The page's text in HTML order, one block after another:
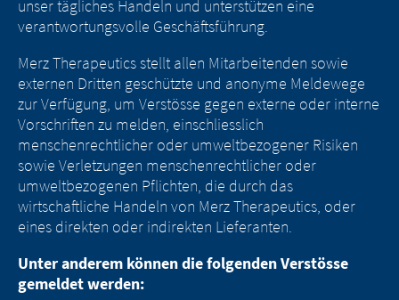
unser tägliches Handeln und unterstützen eine
verantwortungsvolle Geschäftsführung.
Merz Therapeutics stellt allen Mitarbeitenden sowie
externen Dritten geschützte und anonyme Meldewege
zur Verfügung, um Verstösse gegen externe oder interne
Vorschriften zu melden, einschliesslich
menschenrechtlicher oder umweltbezogener Risiken
sowie Verletzungen menschenrechtlicher oder
umweltbezogenen Pflichten, die durch das
wirtschaftliche Handeln von Merz Therapeutics, oder
eines direkten oder indirekten Lieferanten.
Unter anderem können die folgenden Verstösse
gemeldet werden:
der Inhalte der folgenden Website und der
dort eingerichteten Hyperlinks zu anderen
keinerlei Kontrollmöglichkeiten. Die Merz
Pharma (Schweiz) AG übernimmt keine
Verantwortung für die Inhalte dieser
Websites oder die Folgen ihrer Nutzung
durch Besuchende. Wir bitten Sie jedoch, uns
unverzüglich über rechtswidrige Inhalte auf
den verlinkten Websites zu unterrichten.
EXIT
Website eingerichtete Hyperlinks zu
anderen Websites unterliegen den
gesetzlichen Bestimmungen des
Landes, in dem die Website betrieben
wird. Die Merz Pharma (Schweiz) AG
übernimmt keinerlei Verantwortung für
die Inhalte dieser Websites oder für die
Folgen ihrer Nutzung durch
Besuchende. Wir bitten Sie jedoch, uns
unverzüglich über rechtswidrige Inhalte
auf den verlinkten Websites zu
unterrichten.